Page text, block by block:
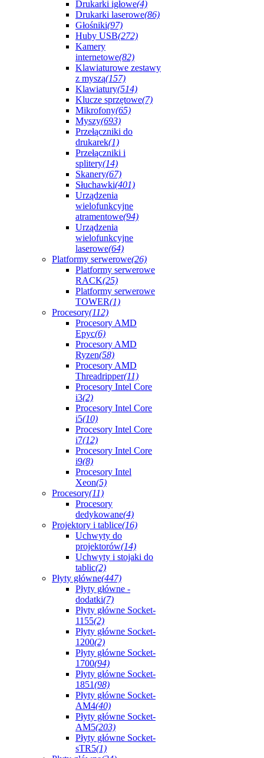
Drukarki igłowe(4)
Drukarki laserowe(86)
Głośniki(97)
Huby USB(272)
Kamery
internetowe(82)
Klawiaturowe zestawy
z myszą(157)
Klawiatury(514)
Klucze sprzętowe(7)
Mikrofony(65)
Myszy(693)
Przełączniki do
drukarek(1)
Przełączniki i
splitery(14)
Skanery(67)
Słuchawki(401)
Urządzenia
wielofunkcyjne
atramentowe(94)
Urządzenia
wielofunkcyjne
laserowe(64)
Platformy serwerowe(26)
Platformy serwerowe
RACK(25)
Platformy serwerowe
TOWER(1)
Procesory(112)
Procesory AMD
Epyc(6)
Procesory AMD
Ryzen(58)
Procesory AMD
Threadripper(11)
Procesory Intel Core
i3(2)
Procesory Intel Core
i5(10)
Procesory Intel Core
i7(12)
Procesory Intel Core
i9(8)
Procesory Intel
Xeon(5)
Procesory(11)
Procesory
dedykowane(4)
Projektory i tablice(16)
Uchwyty do
projektorów(14)
Uchwyty i stojaki do
tablic(2)
Płyty główne(447)
Płyty główne -
dodatki(7)
Płyty główne Socket-
1155(2)
Płyty główne Socket-
1200(2)
Płyty główne Socket-
1700(94)
Płyty główne Socket-
1851(98)
Płyty główne Socket-
AM4(40)
Płyty główne Socket-
AM5(203)
Płyty główne Socket-
sTR5(1)